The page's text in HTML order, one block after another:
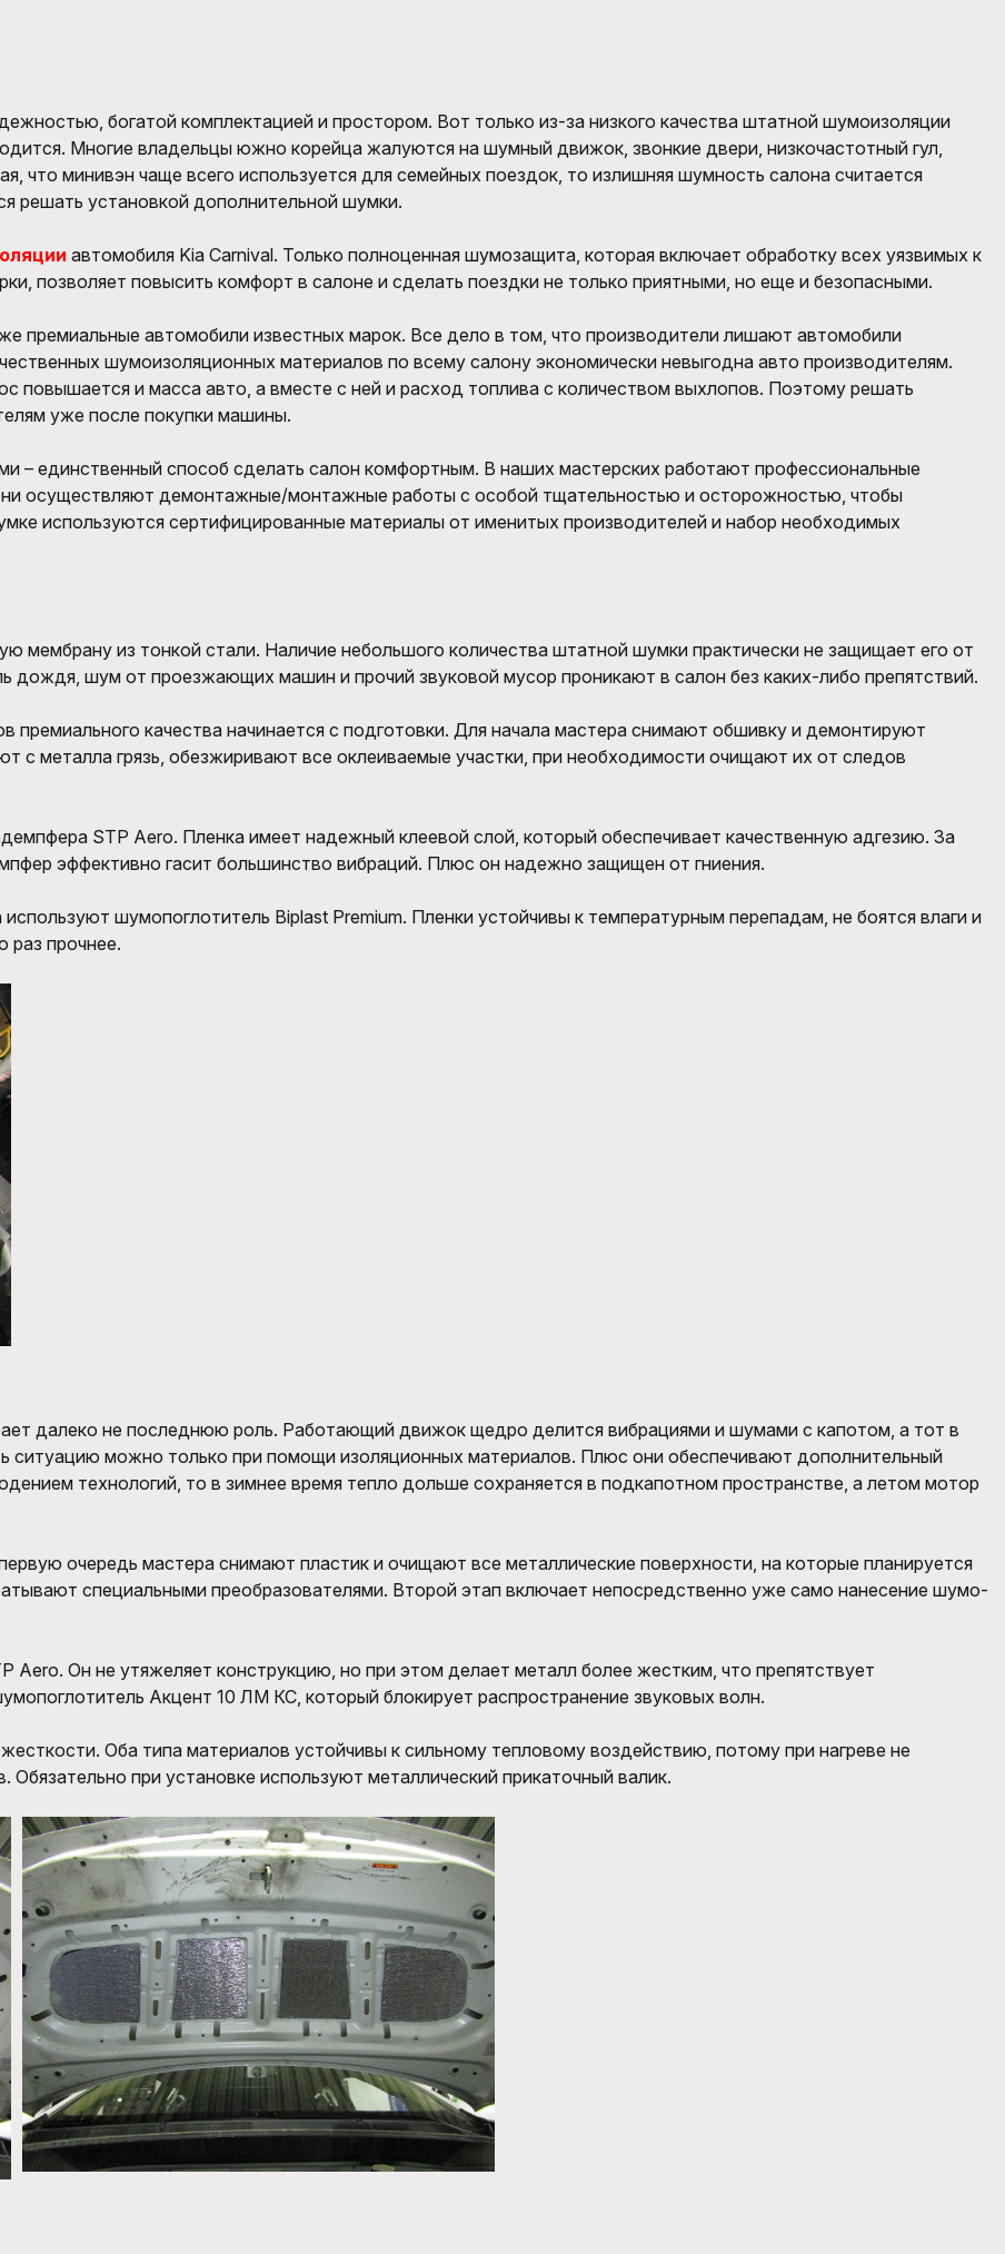
богатой комплектацией и простором. Вот только из-за низкого качества штатной шумоизоляции
Многие владельцы южно корейца жалуются на шумный движок, звонкие двери, низкочастотный гул,
что минивэн чаще всего используется для семейных поездок, то излишняя шумность салона считается
решать установкой дополнительной шумки.
автомобиля Kia Carnival. Только полноценная шумозащита, которая включает обработку всех уязвимых к
позволяет повысить комфорт в салоне и сделать поездки не только приятными, но еще и безопасными.
премиальные автомобили известных марок. Все дело в том, что производители лишают автомобили
шумоизоляционных материалов по всему салону экономически невыгодна авто производителям.
повышается и масса авто, а вместе с ней и расход топлива с количеством выхлопов. Поэтому решать
уже после покупки машины.
– единственный способ сделать салон комфортным. В наших мастерских работают профессиональные
осуществляют демонтажные/монтажные работы с особой тщательностью и осторожностью, чтобы
используются сертифицированные материалы от именитых производителей и набор необходимых
мембрану из тонкой стали. Наличие небольшого количества штатной шумки практически не защищает его от
дождя, шум от проезжающих машин и прочий звуковой мусор проникают в салон без каких-либо препятствий.
качества начинается с подготовки. Для начала мастера снимают обшивку и демонтируют
с металла грязь, обезжиривают все оклеиваемые участки, при необходимости очищают их от следов
STP Aero. Пленка имеет надежный клеевой слой, который обеспечивает качественную адгезию. За
эффективно гасит большинство вибраций. Плюс он надежно защищен от гниения.
шумопоглотитель Biplast Premium. Пленки устойчивы к температурным перепадам, не боятся влаги и
раз прочнее.
далеко не последнюю роль. Работающий движок щедро делится вибрациями и шумами с капотом, а тот в
ситуацию можно только при помощи изоляционных материалов. Плюс они обеспечивают дополнительный
технологий, то в зимнее время тепло дольше сохраняется в подкапотном пространстве, а летом мотор
очередь мастера снимают пластик и очищают все металлические поверхности, на которые планируется
специальными преобразователями. Второй этап включает непосредственно уже само нанесение шумо-
Aero. Он не утяжеляет конструкцию, но при этом делает металл более жестким, что препятствует
Акцент 10 ЛМ КС, который блокирует распространение звуковых волн.
Оба типа материалов устойчивы к сильному тепловому воздействию, потому при нагреве не
при установке используют металлический прикаточный валик.